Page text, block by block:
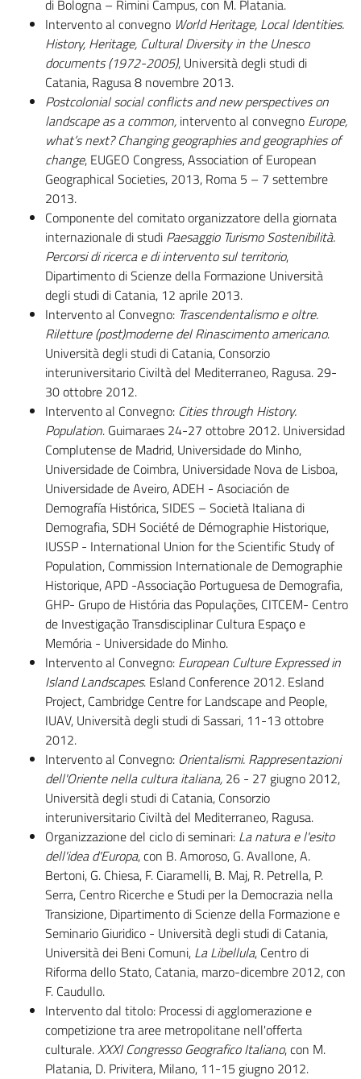
di Bologna – Rimini Campus, con M. Platania.
Intervento al convegno World Heritage, Local Identities.
History, Heritage, Cultural Diversity in the Unesco
documents (1972-2005), Università degli studi di
Catania, Ragusa 8 novembre 2013.
Postcolonial social conflicts and new perspectives on
landscape as a common, intervento al convegno Europe,
what’s next? Changing geographies and geographies of
change, EUGEO Congress, Association of European
Geographical Societies, 2013, Roma 5 – 7 settembre
2013.
Componente del comitato organizzatore della giornata
internazionale di studi Paesaggio Turismo Sostenibilità.
Percorsi di ricerca e di intervento sul territorio,
Dipartimento di Scienze della Formazione Università
degli studi di Catania, 12 aprile 2013.
Intervento al Convegno: Trascendentalismo e oltre.
Riletture (post)moderne del Rinascimento americano.
Università degli studi di Catania, Consorzio
interuniversitario Civiltà del Mediterraneo, Ragusa. 29-
30 ottobre 2012.
Intervento al Convegno: Cities through History.
Population. Guimaraes 24-27 ottobre 2012. Universidad
Complutense de Madrid, Universidade do Minho,
Universidade de Coimbra, Universidade Nova de Lisboa,
Universidade de Aveiro, ADEH - Asociación de
Demografía Histórica, SIDES – Società Italiana di
Demografia, SDH Société de Démographie Historique,
IUSSP - International Union for the Scientific Study of
Population, Commission Internationale de Demographie
Historique, APD -Associação Portuguesa de Demografia,
GHP- Grupo de História das Populações, CITCEM- Centro
de Investigação Transdisciplinar Cultura Espaço e
Memória - Universidade do Minho.
Intervento al Convegno: European Culture Expressed in
Island Landscapes. Esland Conference 2012. Esland
Project, Cambridge Centre for Landscape and People,
IUAV, Università degli studi di Sassari, 11-13 ottobre
2012.
Intervento al Convegno: Orientalismi. Rappresentazioni
dell'Oriente nella cultura italiana, 26 - 27 giugno 2012,
Università degli studi di Catania, Consorzio
interuniversitario Civiltà del Mediterraneo, Ragusa.
Organizzazione del ciclo di seminari: La natura e l'esito
dell'idea d'Europa, con B. Amoroso, G. Avallone, A.
Bertoni, G. Chiesa, F. Ciaramelli, B. Maj, R. Petrella, P.
Serra, Centro Ricerche e Studi per la Democrazia nella
Transizione, Dipartimento di Scienze della Formazione e
Seminario Giuridico - Università degli studi di Catania,
Università dei Beni Comuni, La Libellula, Centro di
Riforma dello Stato, Catania, marzo-dicembre 2012, con
F. Caudullo.
Intervento dal titolo: Processi di agglomerazione e
competizione tra aree metropolitane nell'offerta
culturale.XXXI Congresso Geografico Italiano, con M.
Platania, D. Privitera, Milano, 11-15 giugno 2012.